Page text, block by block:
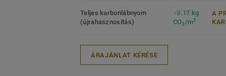
Teljes karbonlábnyom
(újrahasznosítás)
-3.17 kg
CO2/m2
A
ÁRAJÁNLAT KÉRÉSE